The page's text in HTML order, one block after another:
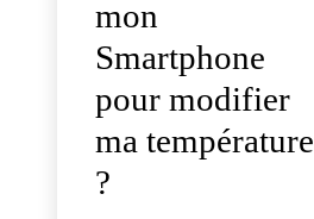
mon
Smartphone
pour modifier
ma température
?